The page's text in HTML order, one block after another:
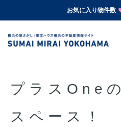
お気に入り物件数
プラスOneの
スペース！